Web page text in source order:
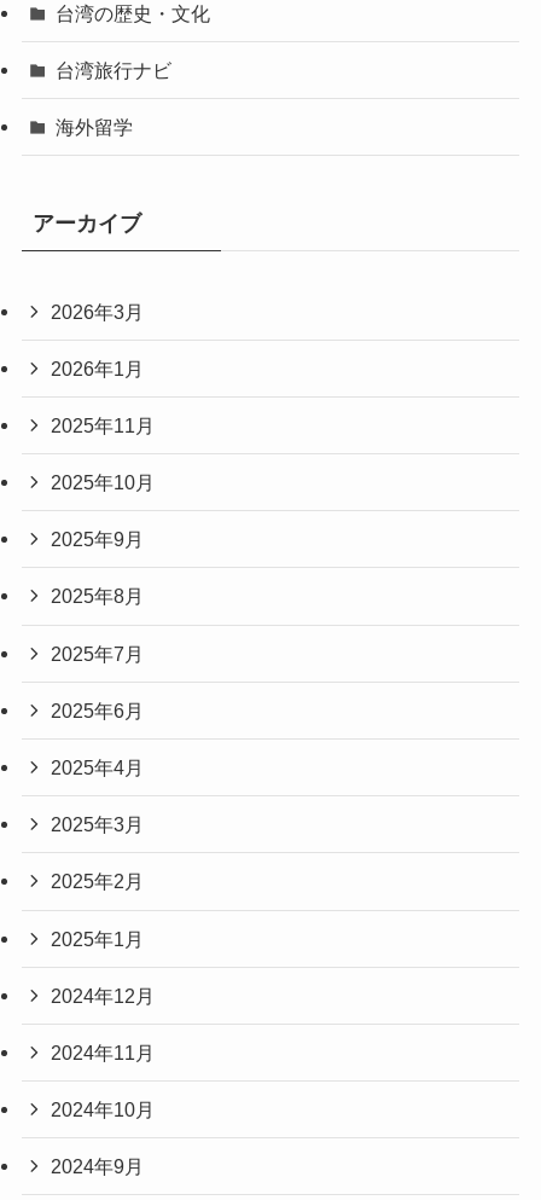
台湾の歴史・文化
台湾旅行ナビ
海外留学
アーカイブ
2026年3月
2026年1月
2025年11月
2025年10月
2025年9月
2025年8月
2025年7月
2025年6月
2025年4月
2025年3月
2025年2月
2025年1月
2024年12月
2024年11月
2024年10月
2024年9月